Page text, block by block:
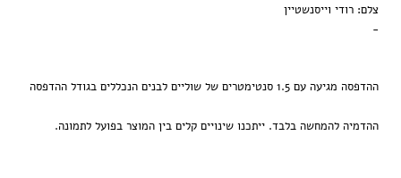
צלם: רודי וייסנשטיין
-
ההדפסה מגיעה עם 1.5 סנטימטרים של שוליים לבנים הנכללים בגודל ההדפסה
ההדמיה להמחשה בלבד. ייתכנו שינויים קלים בין המוצר בפועל לתמונה.